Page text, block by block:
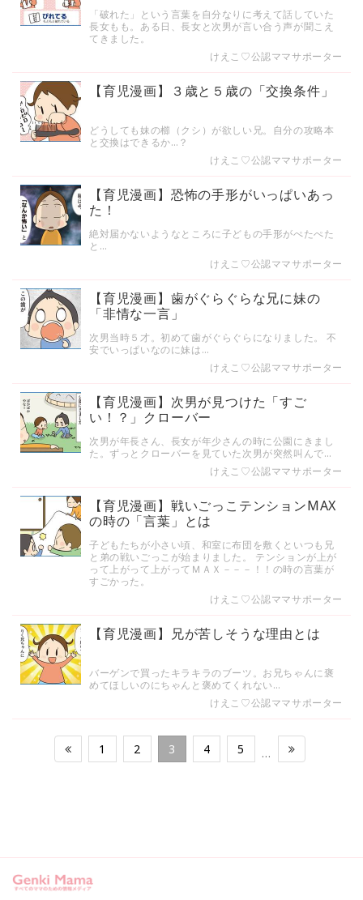
「破れた」という言葉を自分なりに考えて話していた
長女もも。ある日、長女と次男が言い合う声が聞こえ
てきました。
けえこ♡公認ママサポーター
【育児漫画】３歳と５歳の「交換条件」
どうしても妹の櫛（クシ）が欲しい兄。自分の攻略本
と交換はできるか…？
けえこ♡公認ママサポーター
【育児漫画】恐怖の手形がいっぱいあっ
た！
絶対届かないようなところに子どもの手形がぺたぺた
と…
けえこ♡公認ママサポーター
【育児漫画】歯がぐらぐらな兄に妹の
「非情な一言」
次男当時５才。初めて歯がぐらぐらになりました。 不
安でいっぱいなのに妹は…
けえこ♡公認ママサポーター
【育児漫画】次男が見つけた「すご
い！？」クローバー
次男が年長さん、長女が年少さんの時に公園にきまし
た。ずっとクローバーを見ていた次男が突然叫んで…
けえこ♡公認ママサポーター
【育児漫画】戦いごっこテンションMAX
の時の「言葉」とは
子どもたちが小さい頃、和室に布団を敷くといつも兄
と弟の戦いごっこが始まりました。 テンションが上が
って上がって上がってＭＡＸ－－－！！の時の言葉が
すごかった。
けえこ♡公認ママサポーター
【育児漫画】兄が苦しそうな理由とは
バーゲンで買ったキラキラのブーツ。お兄ちゃんに褒
めてほしいのにちゃんと褒めてくれない…
けえこ♡公認ママサポーター
1 2 3 4 5 …